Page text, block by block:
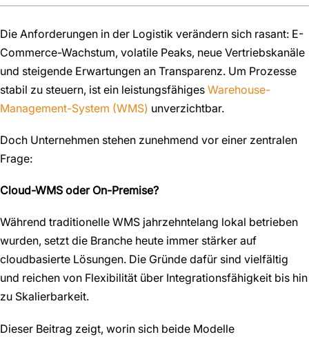
Die Anforderungen in der Logistik verändern sich rasant: E-
Commerce-Wachstum, volatile Peaks, neue Vertriebskanäle
und steigende Erwartungen an Transparenz. Um Prozesse
stabil zu steuern, ist ein leistungsfähiges Warehouse-
Management-System (WMS) unverzichtbar.
Doch Unternehmen stehen zunehmend vor einer zentralen
Frage:
Cloud-WMS oder On-Premise?
Während traditionelle WMS jahrzehntelang lokal betrieben
wurden, setzt die Branche heute immer stärker auf
cloudbasierte Lösungen. Die Gründe dafür sind vielfältig
und reichen von Flexibilität über Integrationsfähigkeit bis hin
zu Skalierbarkeit.
Dieser Beitrag zeigt, worin sich beide Modelle